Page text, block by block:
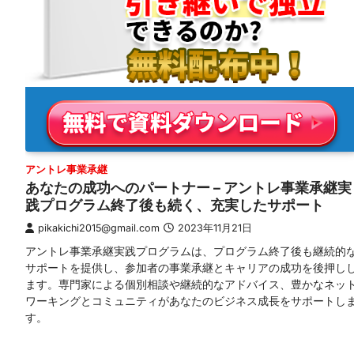
アントレ事業承継
あなたの成功へのパートナー – アントレ事業承継実
践プログラム終了後も続く、充実したサポート
pikakichi2015@gmail.com 2023年11月21日
アントレ事業承継実践プログラムは、プログラム終了後も継続的
サポートを提供し、参加者の事業承継とキャリアの成功を後押し
ます。専門家による個別相談や継続的なアドバイス、豊かなネット
ワーキングとコミュニティがあなたのビジネス成長をサポートしま
す。